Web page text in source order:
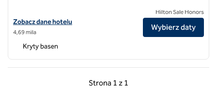
Zobacz szczegóły hotelu Lincoln Plaza London, Curio Collection by
Zobacz dane hotelu
4,69 mila
Hilton Sale Honors
Wybierz daty
Kryty basen
Strona 1 z 1
Poprzednia strona, 1 z 1
Strona 1 z 1